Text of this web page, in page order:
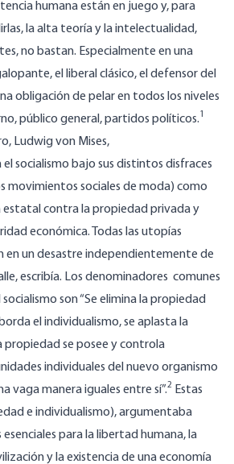
humana están en juego y, para
la alta teoría y la intelectualidad,
no bastan. Especialmente en una
el liberal clásico, el defensor del
obligación de pelar en todos los niveles
público general, partidos políticos.1
Ludwig von Mises,
socialismo bajo sus distintos disfraces
movimientos sociales de moda) como
estatal contra la propiedad privada y
económica. Todas las utopías
en un desastre independientemente de
escribía. Los denominadores comunes
son “Se elimina la propiedad
el individualismo, se aplasta la
propiedad se posee y controla
individuales del nuevo organismo
vaga manera iguales entre sí”.2 Estas
e individualismo), argumentaba
esenciales para la libertad humana, la
y la existencia de una economía